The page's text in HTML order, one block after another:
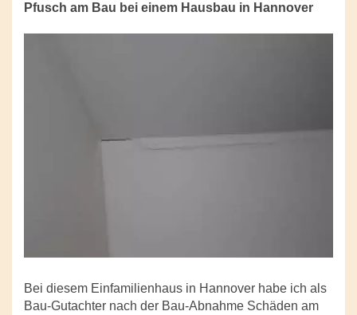
Pfusch am Bau bei einem Hausbau in Hannover
Bei diesem Einfamilienhaus in Hannover habe ich als
Bau-Gutachter nach der Bau-Abnahme Schäden am